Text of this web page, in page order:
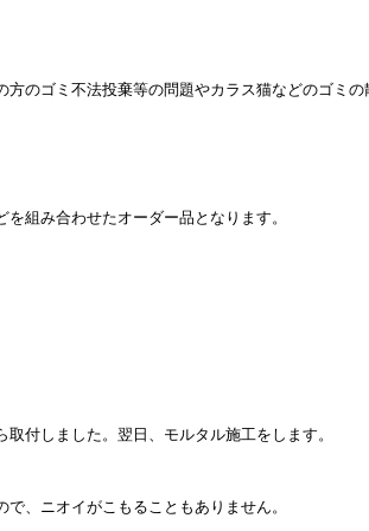
のゴミ不法投棄等の問題やカラス猫などのゴミ
組み合わせたオーダー品となります。
付しました。翌日、モルタル施工をします。
、ニオイがこもることもありません。